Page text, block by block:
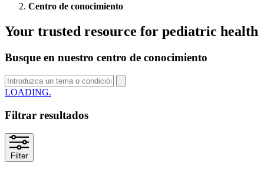
Centro de conocimiento
Your trusted resource for pediatric health
Busque en nuestro centro de conocimiento
SEARCH
Filtrar resultados
Filter